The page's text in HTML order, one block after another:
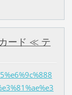
ード ≪ テ